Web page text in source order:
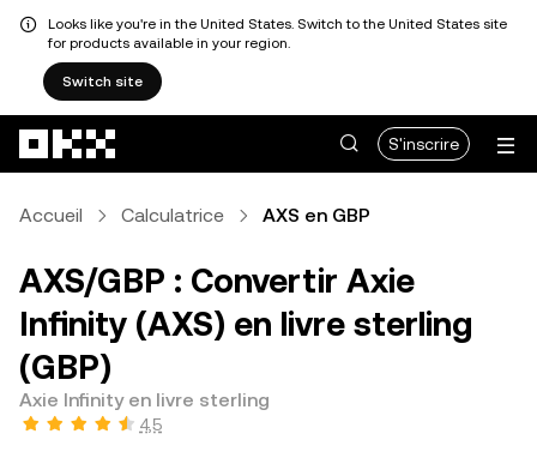
Looks like you're in the United States. Switch to the United States site
for products available in your region.
Switch site
S'inscrire
Accueil Calculatrice AXS en GBP
AXS/GBP : Convertir Axie
Infinity (AXS) en livre sterling
(GBP)
Axie Infinity en livre sterling
4,5